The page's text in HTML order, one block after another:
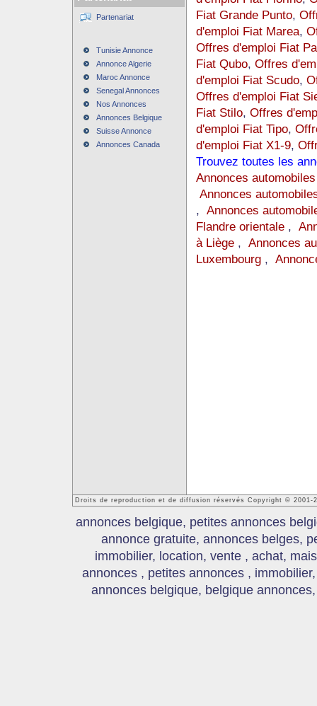
Partenariat
Tunisie Annonce
Annonce Algerie
Maroc Annonce
Senegal Annonces
Nos Annonces
Annonces Belgique
Suisse Annonce
Annonces Canada
Fiat Grande Punto,
d'emploi Fiat Marea,
Offres d'emploi Fiat
Fiat Qubo, Offres
d'emploi Fiat Scudo,
Offres d'emploi Fiat
Fiat Stilo, Offres
d'emploi Fiat Tipo,
d'emploi Fiat X1-9,
Trouvez toutes les
Annonces
Annonces
, Annonces
Flandre orientale,
à Liège, Annonces
Luxembourg,
Droits de reproduction et de diffusion réservés Copyright © 2001-
annonces belgique, petites annonces
annonce gratuite, annonces belges,
immobilier, location, vente , achat,
annonces , petites annonces ,
annonces belgique, belgique